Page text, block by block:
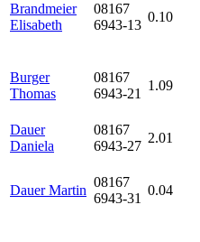
Brandmeier
Elisabeth
08167
6943-13
0.10
Burger
Thomas
08167
6943-21
1.09
Dauer
Daniela
08167
6943-27
2.01
Dauer Martin
08167
6943-31
0.04